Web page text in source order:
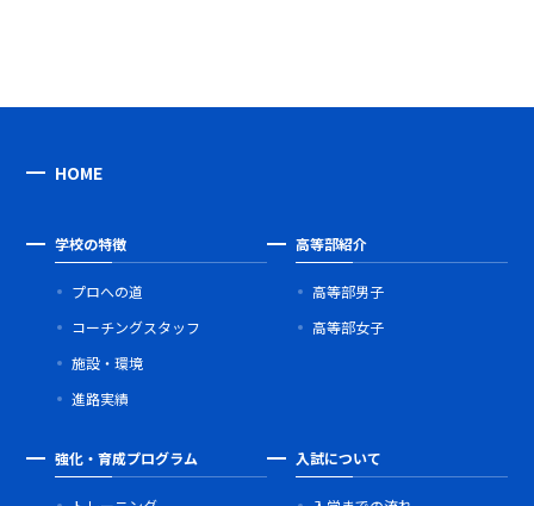
HOME
学校の特徴
プロへの道
コーチングスタッフ
施設・環境
進路実績
高等部紹介
高等部男子
高等部女子
強化・育成プログラム 入試について